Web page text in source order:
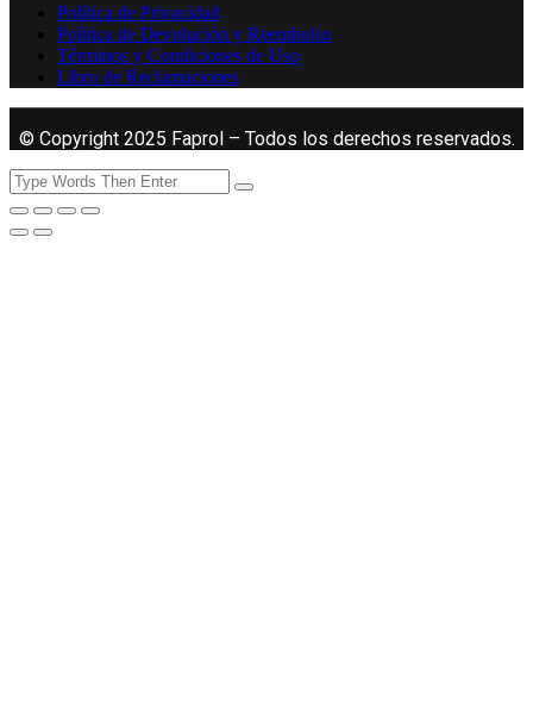
Política de Privacidad
Política de Devolución y Reembolso
Términos y Condiciones de Uso
Libro de Reclamaciones
© Copyright 2025 Faprol – Todos los derechos reservados.